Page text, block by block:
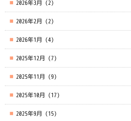
2026年3月 (2)
2026年2月 (2)
2026年1月 (4)
2025年12月 (7)
2025年11月 (9)
2025年10月 (17)
2025年9月 (15)